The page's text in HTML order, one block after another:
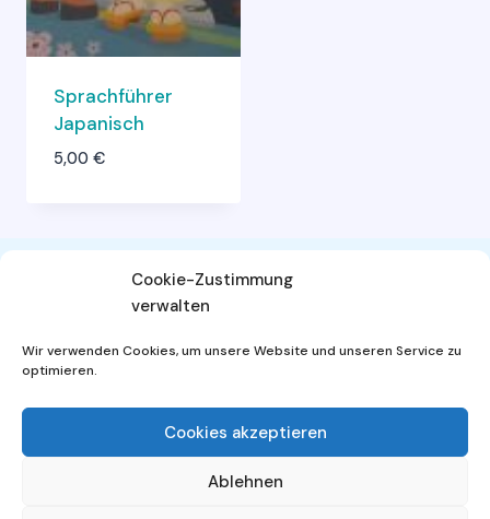
Cookie-Zustimmung
verwalten
Wir verwenden Cookies, um unsere Website und unseren Service zu
optimieren.
Cookies akzeptieren
Ablehnen
Sprachführer
Japanisch
5,00 €
Datenschutzerklärung